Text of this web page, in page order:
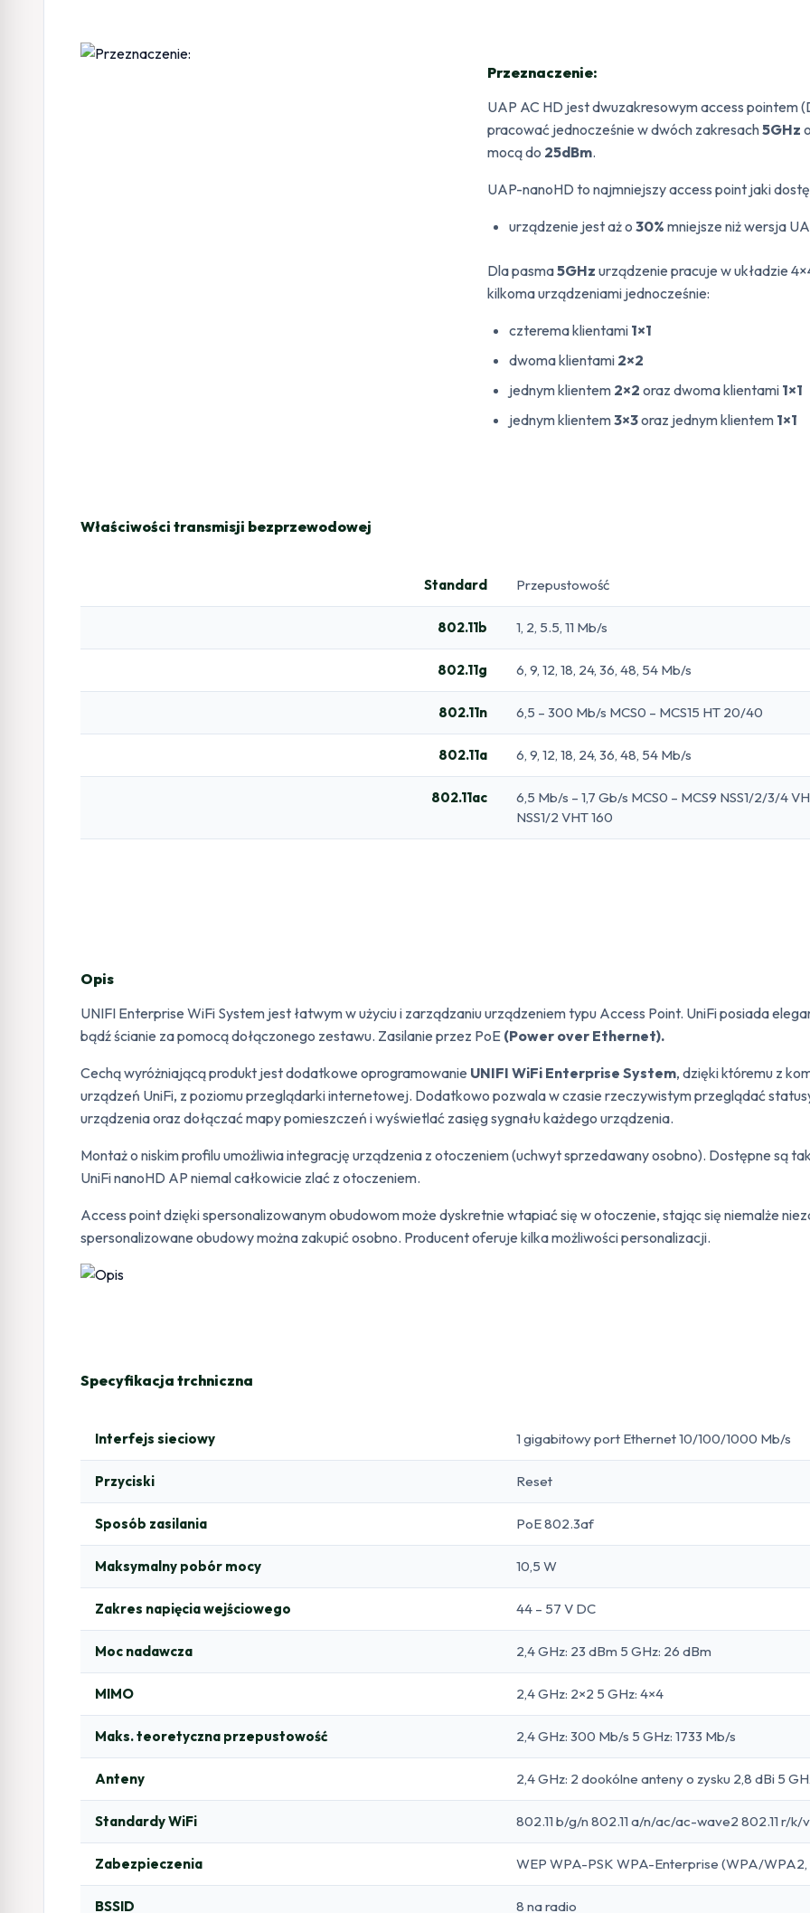
Przeznaczenie:
UAP AC HD jest dwuzakresowym access pointem
pracować jednocześnie w dwóch zakresach5GHz
mocą do 25dBm.
UAP-nanoHD to najmniejszy access point jaki
urządzenie jest aż o30% mniejsze niż wersja
Dla pasma5GHzurządzenie pracuje w układzie
kilkoma urządzeniami jednocześnie:
czterema klientami 1×1
dwoma klientami 2×2
jednym klientem 2×2 oraz dwoma klientami 1×1
jednym klientem3×3oraz jednym klientem 1×1
Właściwości transmisji bezprzewodowej
Standard Przepustowość
802.11b 1, 2, 5.5, 11 Mb/s
802.11g 6, 9, 12, 18, 24, 36, 48, 54 Mb/s
802.11n 6,5 – 300 Mb/s MCS0 – MCS15 HT 20/40
802.11a 6, 9, 12, 18, 24, 36, 48, 54 Mb/s
802.11ac
6,5 Mb/s – 1,7 Gb/s MCS0 – MCS9 NSS1/2/3/4
NSS1/2 VHT 160
Opis
UNIFI Enterprise WiFi System jest łatwym w użyciu i zarządzaniu urządzeniem typu Access Point. UniFi posiada
bądź ścianie za pomocą dołączonego zestawu. Zasilanie przez PoE (Power over Ethernet).
Cechą wyróżniającą produkt jest dodatkowe oprogramowanie UNIFI WiFi Enterprise System, dzięki któremu z
urządzeń UniFi, z poziomu przeglądarki internetowej. Dodatkowo pozwala w czasie rzeczywistym przeglądać
urządzenia oraz dołączać mapy pomieszczeń i wyświetlać zasięg sygnału każdego urządzenia.
Montaż o niskim profilu umożliwia integrację urządzenia z otoczeniem (uchwyt sprzedawany osobno). Dostępne są
UniFi nanoHD AP niemal całkowicie zlać z otoczeniem.
Access point dzięki spersonalizowanym obudowom może dyskretnie wtapiać się w otoczenie, stając się niemalże
spersonalizowane obudowy można zakupić osobno. Producent oferuje kilka możliwości personalizacji.
Specyfikacja trchniczna
Interfejs sieciowy 1 gigabitowy port Ethernet 10/100/1000 Mb/s
Przyciski Reset
Sposób zasilania PoE 802.3af
Maksymalny pobór mocy 10,5 W
Zakres napięcia wejściowego 44 – 57 V DC
Moc nadawcza 2,4 GHz: 23 dBm 5 GHz: 26 dBm
MIMO 2,4 GHz: 2×2 5 GHz: 4×4
Maks. teoretyczna przepustowość 2,4 GHz: 300 Mb/s 5 GHz: 1733 Mb/s
Anteny 2,4 GHz: 2 dookólne anteny o zysku 2,8 dBi 5
Standardy WiFi 802.11 b/g/n 802.11 a/n/ac/ac-wave2 802.11 r/k/v
Zabezpieczenia WEP WPA-PSK WPA-Enterprise (WPA/WPA2,
BSSID 8 na radio